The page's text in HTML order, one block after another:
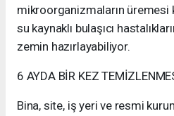
mikroorganizmaların üremesi
su kaynaklı bulaşıcı
zemin hazırlayabiliyor.
6 AYDA BİR KEZ
Bina, site, iş yeri ve resmi